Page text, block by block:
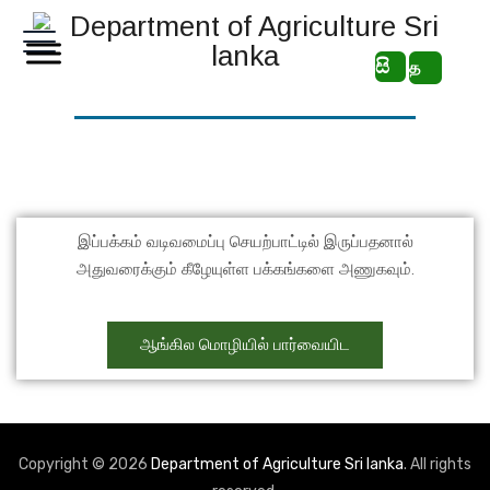
සි த
இப்பக்கம் வடிவமைப்பு செயற்பாட்டில் இருப்பதனால்
அதுவரைக்கும் கீழேயுள்ள பக்கங்களை அணுகவும்.
ஆங்கில மொழியில் பார்வையிட
Copyright © 2026 Department of Agriculture Sri lanka. All rights